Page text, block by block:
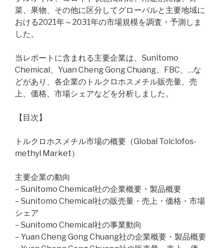
菜、果物、その他に区分してグローバルと主要地域に
おける2021年～2031年の市場規模を調査・予測しま
した。
当レポートに含まれる主要企業は、Sunitomo
Chemical、Yuan Cheng Gong Chuang、FBC、…な
どがあり、各企業のトルクロホスメチル販売量、売
上、価格、市場シェアなどを分析しました。
【目次】
トルクロホスメチル市場の概要（Global Tolclofos-
methyl Market）
主要企業の動向
– Sunitomo Chemical社の企業概要・製品概要
– Sunitomo Chemical社の販売量・売上・価格・市場
シェア
– Sunitomo Chemical社の事業動向
– Yuan Cheng Gong Chuang社の企業概要・製品概要